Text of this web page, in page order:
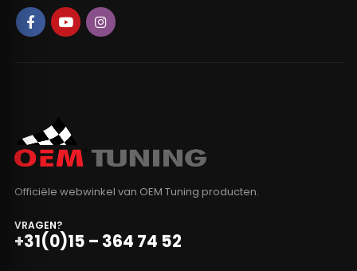
Officiële webwinkel van OEM Tuning producten.
VRAGEN?
+31(0)15 – 364 74 52